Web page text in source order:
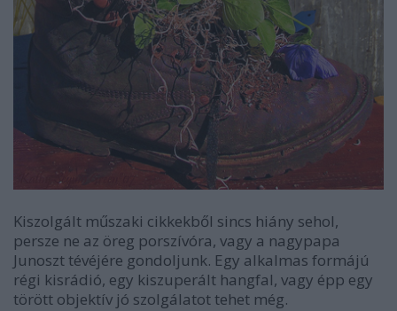
Kiszolgált műszaki cikkekből sincs hiány sehol,
persze ne az öreg porszívóra, vagy a nagypapa
Junoszt tévéjére gondoljunk. Egy alkalmas formájú
régi kisrádió, egy kiszuperált hangfal, vagy épp egy
törött objektív jó szolgálatot tehet még.